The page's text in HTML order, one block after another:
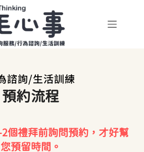
諮詢/生活訓練
預約流程
個禮拜前詢問預約，才好幫
您預留時間。